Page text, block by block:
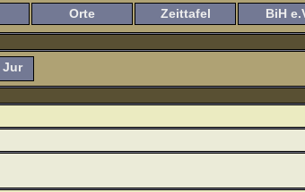
Orte Zeittafel BiH
Jur